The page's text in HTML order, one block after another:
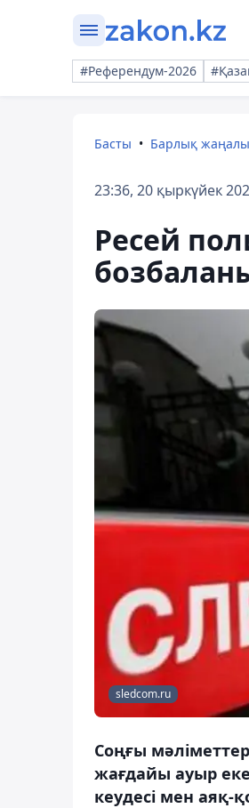
#Референдум-2026
Басты Барлық
23:36, 20 қыркүйек
Ресей
sledcom.ru
Соңғы
жағдайы ауыр
кеудесі мен аяқ-